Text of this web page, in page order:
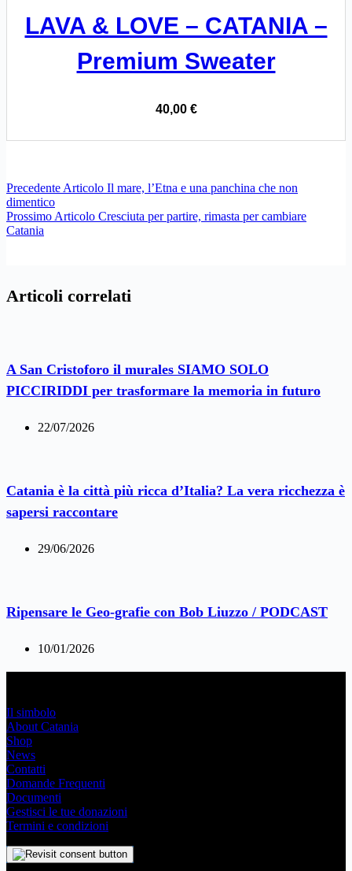
LAVA & LOVE – CATANIA –
Premium Sweater
40,00 €
PrecedenteArticolo Il mare, l’Etna e una panchina che non
dimentico
ProssimoArticolo Cresciuta per partire, rimasta per cambiare
Catania
Articoli correlati
A San Cristoforo il murales SIAMO SOLO
PICCIRIDDI per trasformare la memoria in futuro
22/07/2026
Catania è la città più ricca d’Italia? La vera ricchezza è
sapersi raccontare
29/06/2026
Ripensare le Geo-grafie con Bob Liuzzo / PODCAST
10/01/2026
Il simbolo
About Catania
Shop
News
Contatti
Domande Frequenti
Documenti
Gestisci le tue donazioni
Termini e condizioni